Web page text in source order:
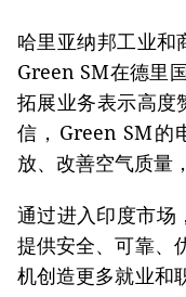
哈里亚纳邦工业和
Green SM在德里
拓展业务表示高度
信，Green SM的
放、改善空气质量
通过进入印度市场
提供安全、可靠、
机创造更多就业和